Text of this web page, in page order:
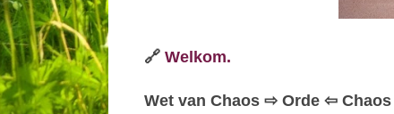
🔗 Welkom.
Wet van Chaos ⇨ Orde ⇦ Chaos